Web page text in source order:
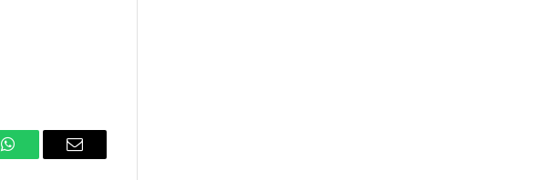
WhatsAppEmail